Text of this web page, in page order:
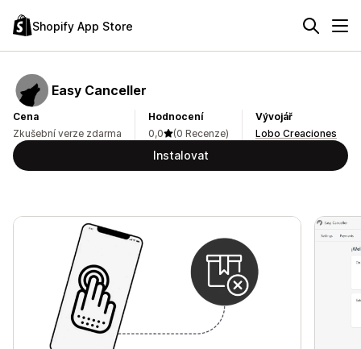
Shopify App Store
Easy Canceller
Cena
Zkušební verze zdarma
Hodnocení
0,0
(0 Recenze)
Vývojář
Lobo Creaciones
Instalovat